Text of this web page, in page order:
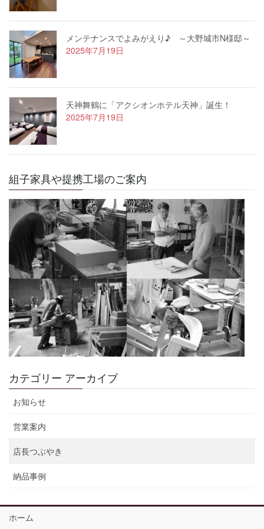
メンテナンスでよみがえり♪ ～大野城市N様邸～
2025年7月19日
天神舞鶴に「アクシオンホテル天神」誕生！
2025年7月19日
組子家具や提携工場のご案内
カテゴリー アーカイブ
お知らせ
営業案内
店長つぶやき
納品事例
ホーム